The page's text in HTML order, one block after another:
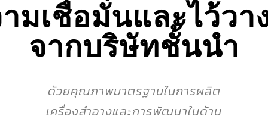
มเชื่อมั่นและไว้วา
จากบริษัทชั้นนำ
ด้วยคุณภาพมาตรฐานในการผลิต
เครื่องสำอางและการพัฒนาในด้าน